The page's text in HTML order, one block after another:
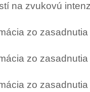
na zvukovú
zo
zo
zo